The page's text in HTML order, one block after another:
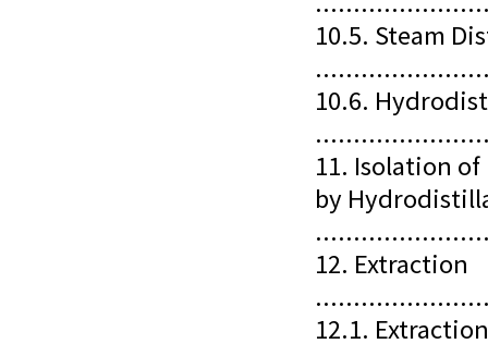
10.5. Steam
10.6.
11. Isolation
by
12. Extraction
12.1.